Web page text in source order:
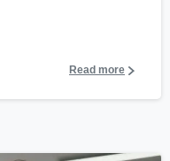
Read more